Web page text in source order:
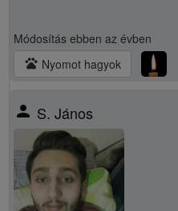
Módosítás ebben az évben
pets Nyomot hagyok
person S. János